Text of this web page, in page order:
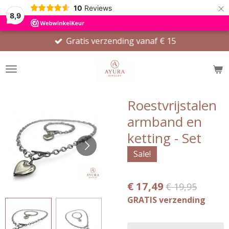
8,9
10 Reviews ×
Gratis verzending vanaf € 15
Roestvrijstalen
armband en
ketting - Set
Sale!
€ 17,49 € 19,95
GRATIS verzending